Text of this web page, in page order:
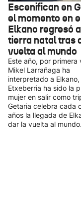
Escenifican en
el momento en
Elkano regresó
tierra natal tras
vuelta al mundo
Este año, por primera
Mikel Larrañaga ha
interpretado a Elkano,
Etxeberria ha sido la
mujer en salir como
Getaria celebra cada
años la llegada de
dar la vuelta al mundo.